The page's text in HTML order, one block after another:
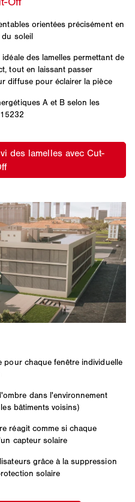
orientées précisément en
soleil
des lamelles permettant de
tout en laissant passer
diffuse pour éclairer la pièce
A et B selon les
chaque fenêtre individuelle
dans l'environnement
bâtiments voisins)
réagit comme si chaque
capteur solaire
grâce à la suppression
solaire